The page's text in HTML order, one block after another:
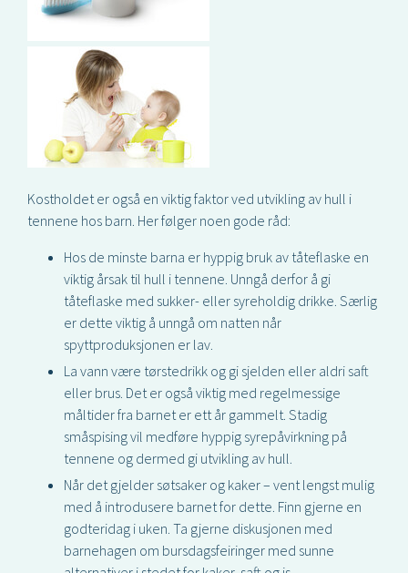
Kostholdet er også en viktig faktor ved utvikling av hull i
tennene hos barn. Her følger noen gode råd:
Hos de minste barna er hyppig bruk av tåteflaske en
viktig årsak til hull i tennene. Unngå derfor å gi
tåteflaske med sukker- eller syreholdig drikke. Særlig
er dette viktig å unngå om natten når
spyttproduksjonen er lav.
La vann være tørstedrikk og gi sjelden eller aldri saft
eller brus. Det er også viktig med regelmessige
måltider fra barnet er ett år gammelt. Stadig
småspising vil medføre hyppig syrepåvirkning på
tennene og dermed gi utvikling av hull.
Når det gjelder søtsaker og kaker – vent lengst mulig
med å introdusere barnet for dette. Finn gjerne en
godteridag i uken. Ta gjerne diskusjonen med
barnehagen om bursdagsfeiringer med sunne